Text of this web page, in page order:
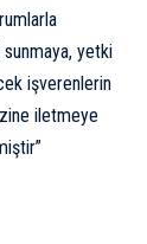
yetki
işverenlerin
iletmeye